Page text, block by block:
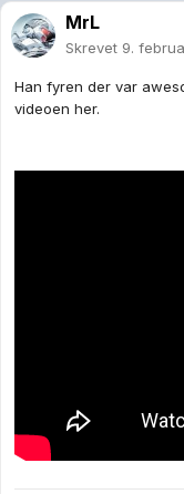
MrL
Skrevet 9.
Han fyren der var
videoen her.